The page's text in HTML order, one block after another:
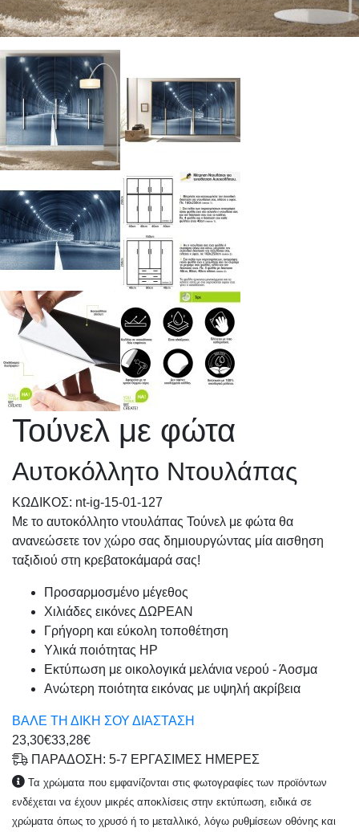
Τούνελ με φώτα
Αυτοκόλλητο Ντουλάπας
KΩΔΙΚΟΣ: nt-ig-15-01-127
Με το αυτοκόλλητο ντουλάπας Τούνελ με φώτα θα
ανανεώσετε τον χώρο σας δημιουργώντας μία αισθηση
ταξιδιού στη κρεβατοκάμαρά σας!
Προσαρμοσμένo μέγεθος
Χιλιάδες εικόνες ΔΩΡΕΑΝ
Γρήγορη και εύκολη τοποθέτηση
Υλικά ποιότητας HP
Εκτύπωση με οικολογικά μελάνια νερού - Άοσμα
Ανώτερη ποιότητα εικόνας με υψηλή ακρίβεια
ΒΑΛΕ ΤΗ ΔΙΚΗ ΣΟΥ ΔΙΑΣΤΑΣΗ
23,30€33,28€
ΠΑΡΑΔΟΣΗ: 5-7 ΕΡΓΑΣΙΜΕΣ ΗΜΕΡΕΣ
Τα χρώματα που εμφανίζονται στις φωτογραφίες των προϊόντων
ενδέχεται να έχουν μικρές αποκλίσεις στην εκτύπωση, ειδικά σε
χρώματα όπως το χρυσό ή το μεταλλικό, λόγω ρυθμίσεων οθόνης και